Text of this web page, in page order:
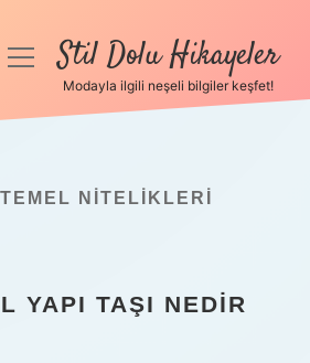
menüyüStil Dolu Hikayeler
Modayla ilgili neşeli bilgiler keşfet!
NITELIKLERI
YAPI TAŞI NEDIR